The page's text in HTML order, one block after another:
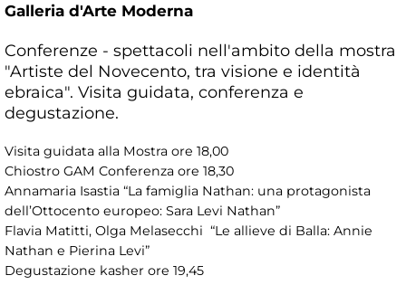
Galleria d'Arte Moderna
Conferenze - spettacoli nell'ambito della mostra
"Artiste del Novecento, tra visione e identità
ebraica". Visita guidata, conferenza e
degustazione.
Visita guidata alla Mostra ore 18,00
Chiostro GAM Conferenza ore 18,30
Annamaria Isastia “La famiglia Nathan: una protagonista
dell’Ottocento europeo: Sara Levi Nathan”
Flavia Matitti, Olga Melasecchi “Le allieve di Balla: Annie
Nathan e Pierina Levi”
Degustazione kasher ore 19,45